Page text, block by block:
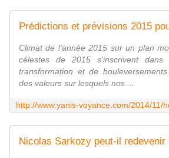
Climat de l'année 2015 sur un plan
célestes de 2015 s'inscrivent
transformation et de
des valeurs sur lesquels nos ...